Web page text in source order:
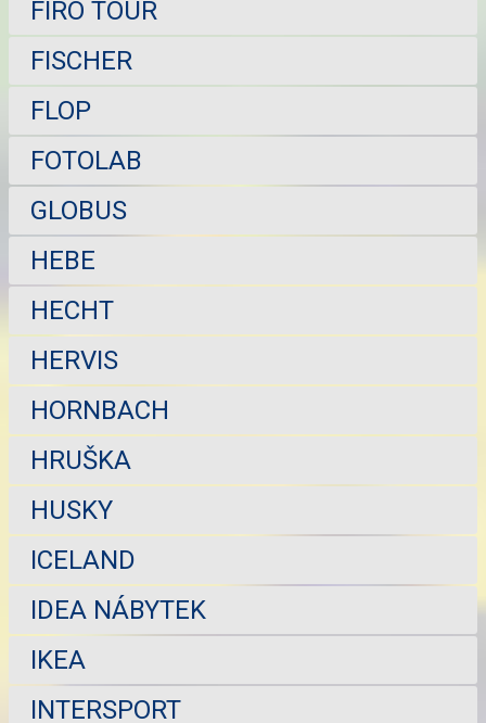
FIRO TOUR
FISCHER
FLOP
FOTOLAB
GLOBUS
HEBE
HECHT
HERVIS
HORNBACH
HRUŠKA
HUSKY
ICELAND
IDEA NÁBYTEK
IKEA
INTERSPORT